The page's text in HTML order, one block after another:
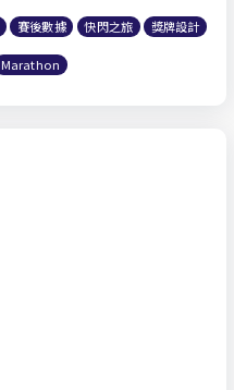
賽後數據 快閃之旅 獎牌設計
Marathon